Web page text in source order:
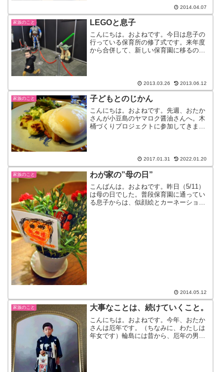
て、先日まだ娘が風邪をひく前のこと。
久しぶりに、ワイワイとおたかさんを置
いて友人たちとその子ども...
2014.04.07
家族のこと LEGOと息子
こんにちは。およねです。今日は息子の
行っている保育所の修了式です。来年度
から合併して、新しい保育園に移るの
もここにしかないものってた...
2013.03.26 2013.06.12
家族のこと 子どもとのじかん
こんにちは。およねです。先週、おたか
さんが小豆島のヤマロク醤油さんへ。木
桶づくりプロジェクトに参加してきまし
とっても良かったよ！とす...
2017.01.31 2022.01.20
家族のこと わが家の”母の日”
こんばんは。およねです。昨日（5/11）
は母の日でした。普段保育園に通ってい
る息子からは、似顔絵とカーネーション
2014.05.12
家族のこと 大事なことは、続けていくこと。
こんにちは。およねです。今年、おたか
さんは厄年です。（ちなみに、わたしは
年女です）輪島には昔から、厄年の男性